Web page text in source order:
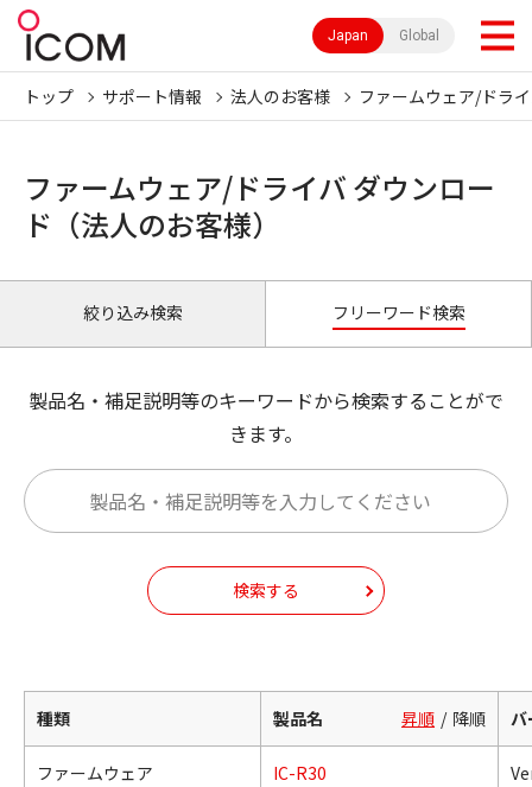
Japan Global
トップ サポート情報 法人のお客様 ファームウェア/ドラ
ファームウェア/ドライバ ダウンロー
ド（法人のお客様）
絞り込み検索 フリーワード検索
製品名・補足説明等のキーワードから検索することがで
きます。
検索する
種類 製品名 昇順 降順 バ
ファームウェア IC-R30